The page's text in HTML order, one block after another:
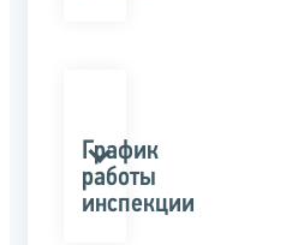
График
работы
инспекции